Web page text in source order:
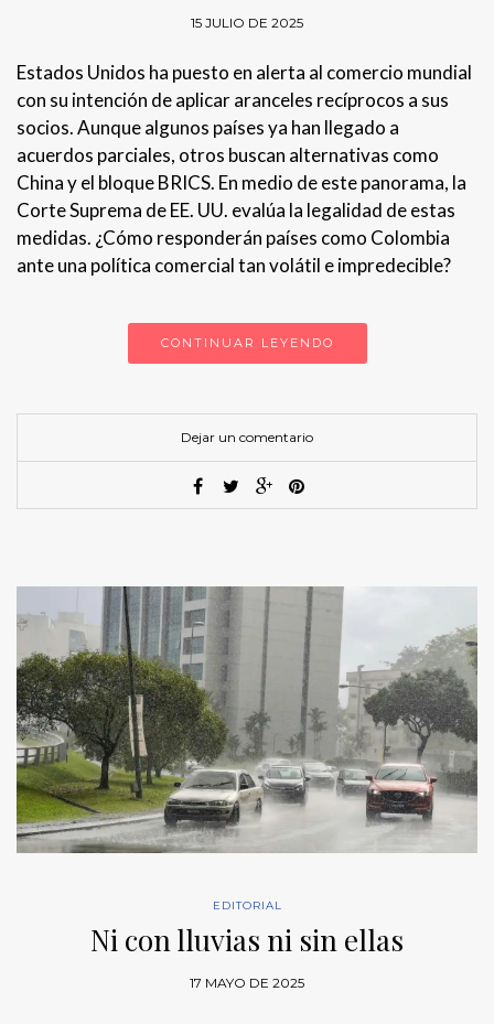
15 JULIO DE 2025
Estados Unidos ha puesto en alerta al comercio mundial
con su intención de aplicar aranceles recíprocos a sus
socios. Aunque algunos países ya han llegado a
acuerdos parciales, otros buscan alternativas como
China y el bloque BRICS. En medio de este panorama, la
Corte Suprema de EE. UU. evalúa la legalidad de estas
medidas. ¿Cómo responderán países como Colombia
ante una política comercial tan volátil e impredecible?
CONTINUAR LEYENDO
Dejar un comentario
EDITORIAL
Ni con lluvias ni sin ellas
17 MAYO DE 2025